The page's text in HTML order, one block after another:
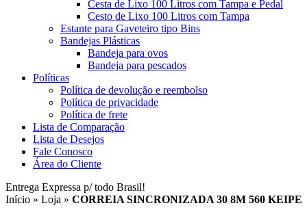
Cesta de Lixo 100 Litros com Tampa e Pedal
Cesto de Lixo 100 Litros com Tampa
Estante para Gaveteiro tipo Bins
Bandejas Plásticas
Bandeja para ovos
Bandeja para pescados
Políticas
Política de devolução e reembolso
Política de privacidade
Política de frete
Lista de Comparação
Lista de Desejos
Fale Conosco
Área do Cliente
Entrega Expressa p/ todo Brasil!
Início » Loja » CORREIA SINCRONIZADA 30 8M 560